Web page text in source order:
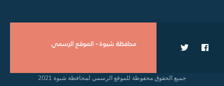
محافظة شبوة - الموقع الرسمي
جميع الحقوق محفوظة للموقع الرسمي لمحافظة شبوة 2021